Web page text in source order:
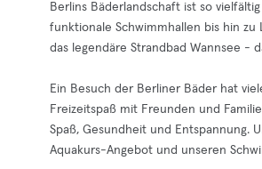
Berlins Bäderlandschaft ist so
funktionale Schwimmhallen bis hin
das legendäre Strandbad Wannsee -
Ein Besuch der Berliner Bäder hat
Freizeitspaß mit Freunden und
Spaß, Gesundheit und Entspannung.
Aquakurs-Angebot und unseren